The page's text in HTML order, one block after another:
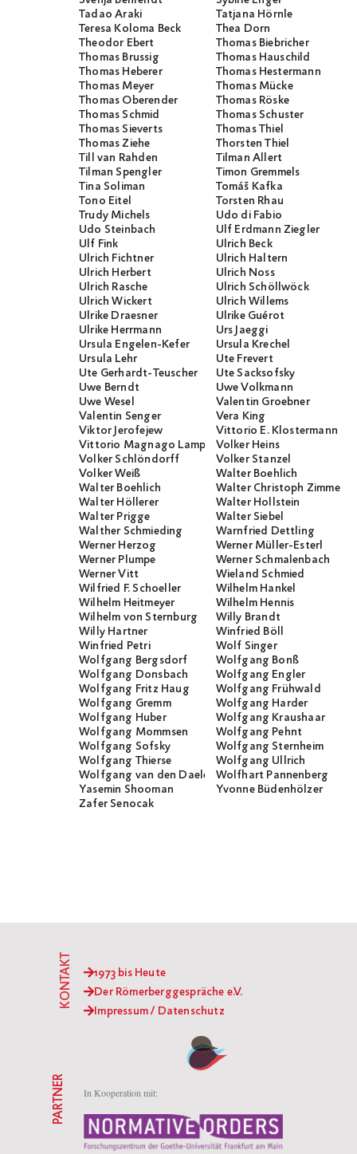
Tadao Araki
Tatjana Hörnle
Teresa Koloma Beck
Thea Dorn
Theodor Ebert
Thomas Biebricher
Thomas Brussig
Thomas Hauschild
Thomas Heberer
Thomas Hestermann
Thomas Meyer
Thomas Mücke
Thomas Oberender
Thomas Röske
Thomas Schmid
Thomas Schuster
Thomas Sieverts
Thomas Thiel
Thomas Ziehe
Thorsten Thiel
Till van Rahden
Tilman Allert
Tilman Spengler
Timon Gremmels
Tina Soliman
Tomáš Kafka
Tono Eitel
Torsten Rhau
Trudy Michels
Udo di Fabio
Udo Steinbach
Ulf Erdmann Ziegler
Ulf Fink
Ulrich Beck
Ulrich Fichtner
Ulrich Haltern
Ulrich Herbert
Ulrich Noss
Ulrich Rasche
Ulrich Schöllwöck
Ulrich Wickert
Ulrich Willems
Ulrike Draesner
Ulrike Guérot
Ulrike Herrmann
Urs Jaeggi
Ursula Engelen-Kefer
Ursula Krechel
Ursula Lehr
Ute Frevert
Ute Gerhardt-Teuscher
Ute Sacksofsky
Uwe Berndt
Uwe Volkmann
Uwe Wesel
Valentin Groebner
Valentin Senger
Vera King
Viktor Jerofejew
Vittorio E. Klostermann
Vittorio Magnago LampugnaniVolker Heins
Volker Schlöndorff
Volker Stanzel
Volker Weiß
Walter Boehlich
Walter Boehlich
Walter Christoph Zimmerli
Walter Höllerer
Walter Hollstein
Walter Prigge
Walter Siebel
Walther Schmieding
Warnfried Dettling
Werner Herzog
Werner Müller-Esterl
Werner Plumpe
Werner Schmalenbach
Werner Vitt
Wieland Schmied
Wilfried F. Schoeller
Wilhelm Hankel
Wilhelm Heitmeyer
Wilhelm Hennis
Wilhelm von Sternburg
Willy Brandt
Willy Hartner
Winfried Böll
Winfried Petri
Wolf Singer
Wolfgang Bergsdorf
Wolfgang Bonß
Wolfgang Donsbach
Wolfgang Engler
Wolfgang Fritz Haug
Wolfgang Frühwald
Wolfgang Gremm
Wolfgang Harder
Wolfgang Huber
Wolfgang Kraushaar
Wolfgang Mommsen
Wolfgang Pehnt
Wolfgang Sofsky
Wolfgang Sternheim
Wolfgang Thierse
Wolfgang Ullrich
Wolfgang van den Daele
Wolfhart Pannenberg
Yasemin Shooman
Yvonne Büdenhölzer
Zafer Senocak
1973 bis Heute
Der Römerberggespräche e.V.
Impressum / Datenschutz
KONTAKT
In Kooperation mit:
PARTNER